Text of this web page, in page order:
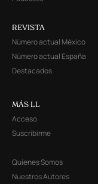
REVISTA
Número actual México
Número actual España
Destacados
MÁS LL
Acceso
Suscribirme
Quienes Somos
Nuestros Autores